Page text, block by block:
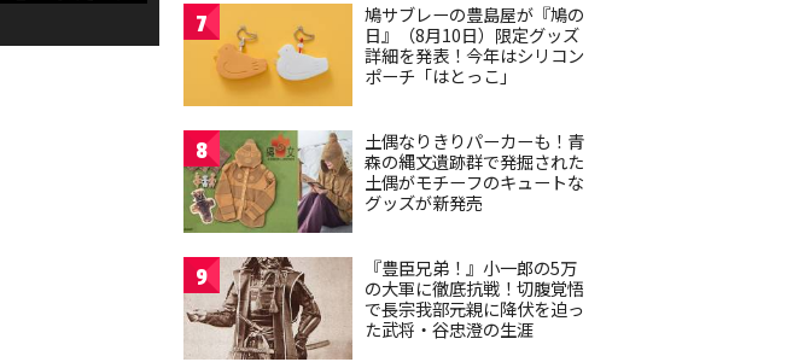
7
鳩サブレーの豊島屋が『鳩の
日』（8月10日）限定グッズ
詳細を発表！今年はシリコン
ポーチ「はとっこ」
8
土偶なりきりパーカーも！青
森の縄文遺跡群で発掘された
土偶がモチーフのキュートな
グッズが新発売
9
『豊臣兄弟！』小一郎の5万
の大軍に徹底抗戦！切腹覚悟
で長宗我部元親に降伏を迫っ
た武将・谷忠澄の生涯